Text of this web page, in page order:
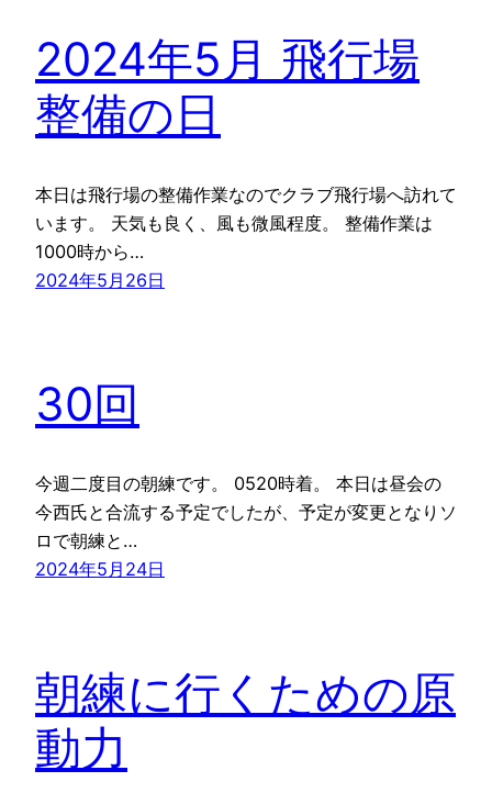
2024年5月 飛行場
整備の日
本日は飛行場の整備作業なのでクラブ飛行場へ訪れて
います。 天気も良く、風も微風程度。 整備作業は
1000時から…
2024年5月26日
30回
今週二度目の朝練です。 0520時着。 本日は昼会の
今西氏と合流する予定でしたが、予定が変更となりソ
ロで朝練と…
2024年5月24日
朝練に行くための原
動力